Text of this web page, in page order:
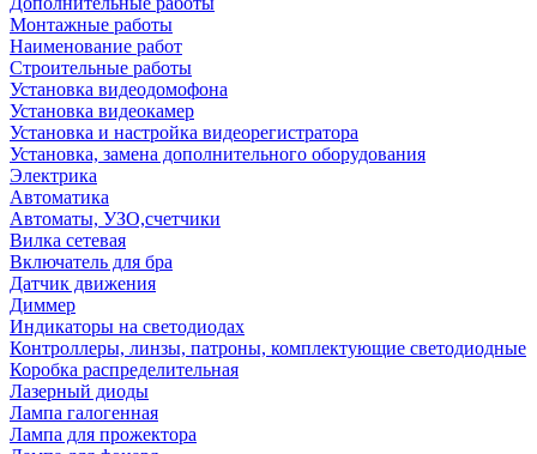
Монтажные работы
Наименование работ
Строительные работы
Установка видеодомофона
Установка видеокамер
Установка и настройка видеорегистратора
Установка, замена дополнительного оборудования
Электрика
Автоматика
Автоматы, УЗО,счетчики
Вилка сетевая
Включатель для бра
Датчик движения
Диммер
Индикаторы на светодиодах
Контроллеры, линзы, патроны, комплектующие светодиодные
Коробка распределительная
Лазерный диоды
Лампа галогенная
Лампа для прожектора